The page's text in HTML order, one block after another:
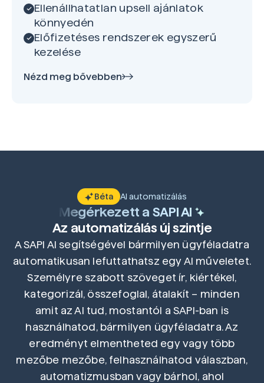
Ellenállhatatlan upsell ajánlatok
könnyedén
Előfizetéses rendszerek egyszerű
kezelése
Nézd meg bővebben
Béta AI automatizálás
Megérkezett a SAPI AI ai
Az automatizálás új szintje
A SAPI AI segítségével bármilyen ügyféladatra
automatikusan lefuttathatsz egy AI műveletet.
Személyre szabott szöveget ír, kiértékel,
kategorizál, összefoglal, átalakít – minden
amit az AI tud, mostantól a SAPI-ban is
használhatod, bármilyen ügyféladatra. Az
eredményt elmentheted egy vagy több
mezőbe mezőbe, felhasználhatod válaszban,
automatizmusban vagy bárhol, ahol